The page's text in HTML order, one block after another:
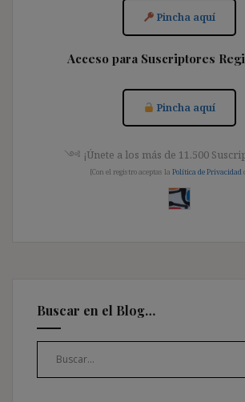
Pincha aquí
Acceso para Suscriptores
Pincha aquí
༺ ¡Únete a los más de 11.500
[Con el registro aceptas la Política de Privacidad
Buscar en el Blog…